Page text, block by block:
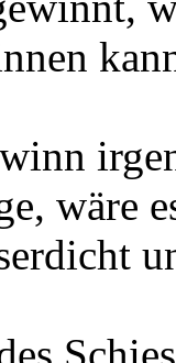
wäre